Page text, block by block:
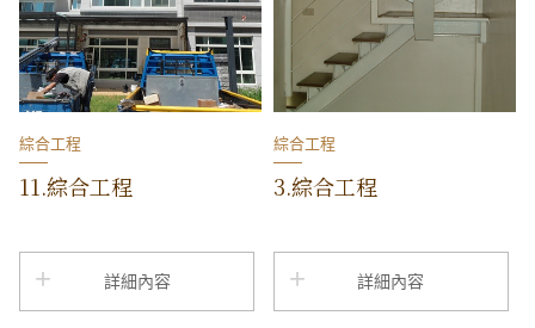
綜合工程
11.綜合工程
詳細內容
綜合工程
3.綜合工程
詳細內容